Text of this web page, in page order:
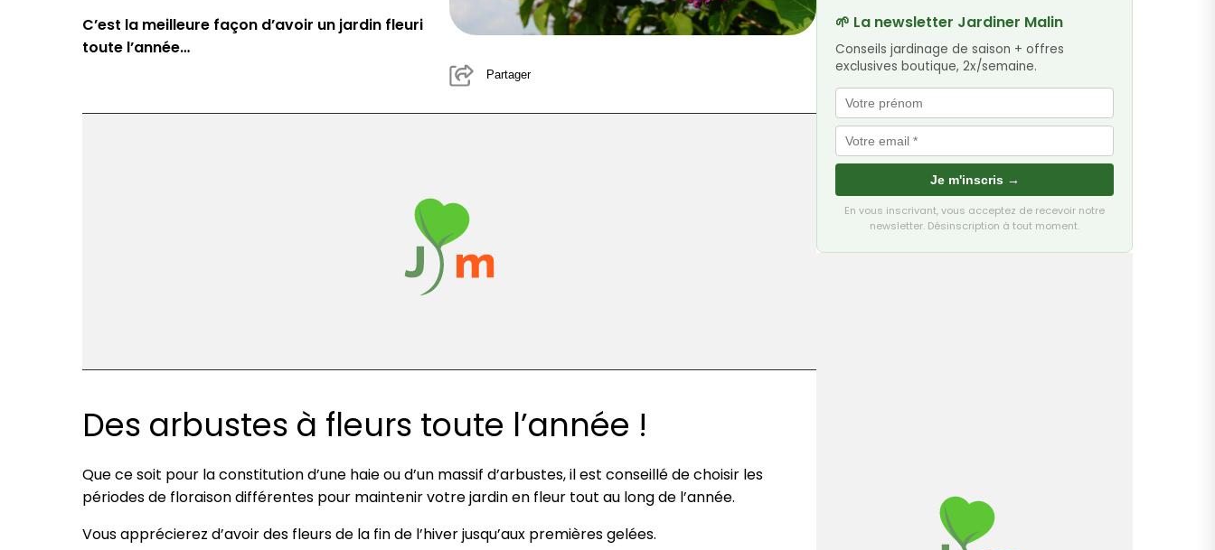
Partager
C’est la meilleure façon d’avoir un jardin fleuri
toute l’année…
Des arbustes à fleurs toute l’année !
Que ce soit pour la constitution d’une haie ou d’un massif d’arbustes, il est conseillé de choisir les
périodes de floraison différentes pour maintenir votre jardin en fleur tout au long de l’année.
Vous apprécierez d’avoir des fleurs de la fin de l’hiver jusqu’aux premières gelées.
🌱 La newsletter Jardiner Malin
Conseils jardinage de saison + offres
exclusives boutique, 2x/semaine.
Je m'inscris →
En vous inscrivant, vous acceptez de recevoir notre
newsletter. Désinscription à tout moment.